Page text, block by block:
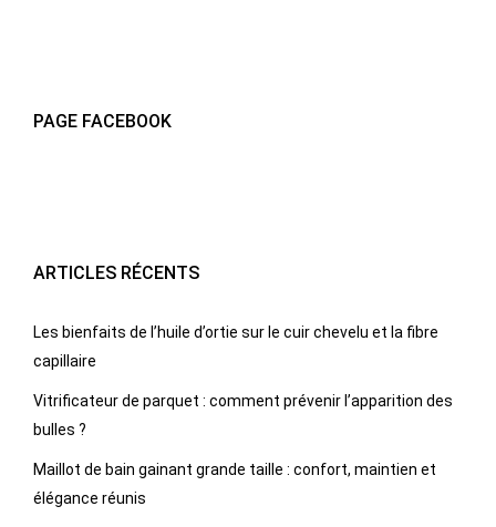
PAGE FACEBOOK
ARTICLES RÉCENTS
Les bienfaits de l’huile d’ortie sur le cuir chevelu et la fibre
capillaire
Vitrificateur de parquet : comment prévenir l’apparition des
bulles ?
Maillot de bain gainant grande taille : confort, maintien et
élégance réunis